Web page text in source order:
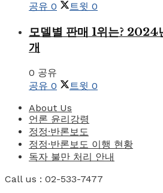
공유 0 트윗 0
모델별 판매 1위는? 2024
개
0 공유
공유 0 트윗 0
About Us
언론 윤리강령
정정·반론보도
정정·반론보도 이행 현황
독자 불만 처리 안내
Call us : 02-533-7477